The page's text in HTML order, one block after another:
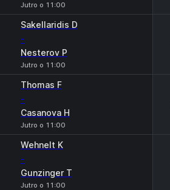
Jutro o 11:00
Sakellaridis D
-
Nesterov P
Jutro o 11:00
Thomas F
-
Casanova H
Jutro o 11:00
Wehnelt K
-
Gunzinger T
Jutro o 11:00